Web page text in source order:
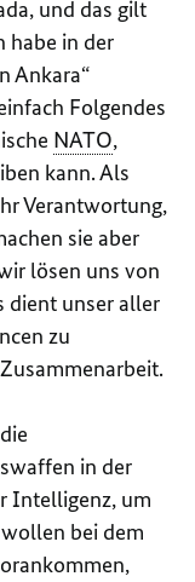
und das gilt
habe in der
Ankara“
Folgendes
NATO,
kann. Als
Verantwortung,
sie aber
lösen uns von
dient unser aller
zu
in der
Intelligenz, um
bei dem